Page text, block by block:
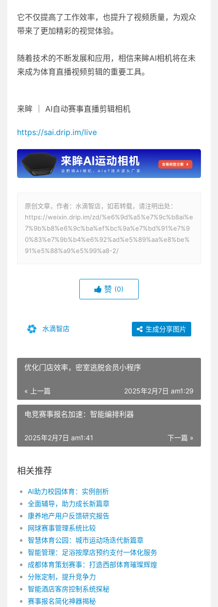
它不仅提高了工作效率，也提升了视频质量，为观众
带来了更加精彩的视觉体验。
随着技术的不断发展和应用，相信来眸AI相机将在未
来成为体育直播视频剪辑的重要工具。
来眸 ｜ AI自动赛事直播剪辑相机
https://sai.drip.im/live
原创文章，作者：水滴智店，如若转载，请注明出处：
https://weixin.drip.im/zd/%e6%9d%a5%e7%9c%b8ai%e
7%9b%b8%e6%9c%ba%ef%bc%9a%e7%bd%91%e7%9
0%83%e7%9b%b4%e6%92%ad%e5%89%aa%e8%be%
91%e5%88%a9%e5%99%a8-2/
赞 (0)
水滴智店 生成分享图片
优化门店效率，密室逃脱会员小程序
« 上一篇 2025年2月7日 am1:29
电竞赛事报名加速：智能编排利器
下一篇 »
2025年2月7日 am1:41
相关推荐
AI助力校园体育：实例剖析
全面辅导，助力成长新篇章
康养地产用户反馈研究报告
网球赛事管理系统比较
智慧体育公园：城市运动场迭代新篇章
智能管理：足浴按摩店预约支付一体化服务
成都体育策划赛事：打造西部体育璀璨辉煌
分账定制，提升竞争力
智能酒店客房控制系统探秘
赛事报名简化神器揭秘